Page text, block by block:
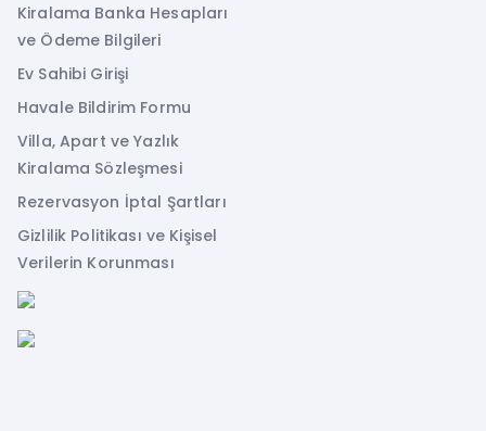
Kiralama Banka Hesapları
ve Ödeme Bilgileri
Ev Sahibi Girişi
Havale Bildirim Formu
Villa, Apart ve Yazlık
Kiralama Sözleşmesi
Rezervasyon İptal Şartları
Gizlilik Politikası ve Kişisel
Verilerin Korunması